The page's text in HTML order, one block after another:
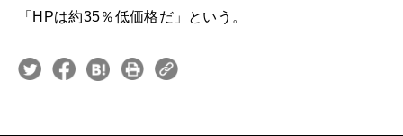
「HPは約35％低価格だ」という。